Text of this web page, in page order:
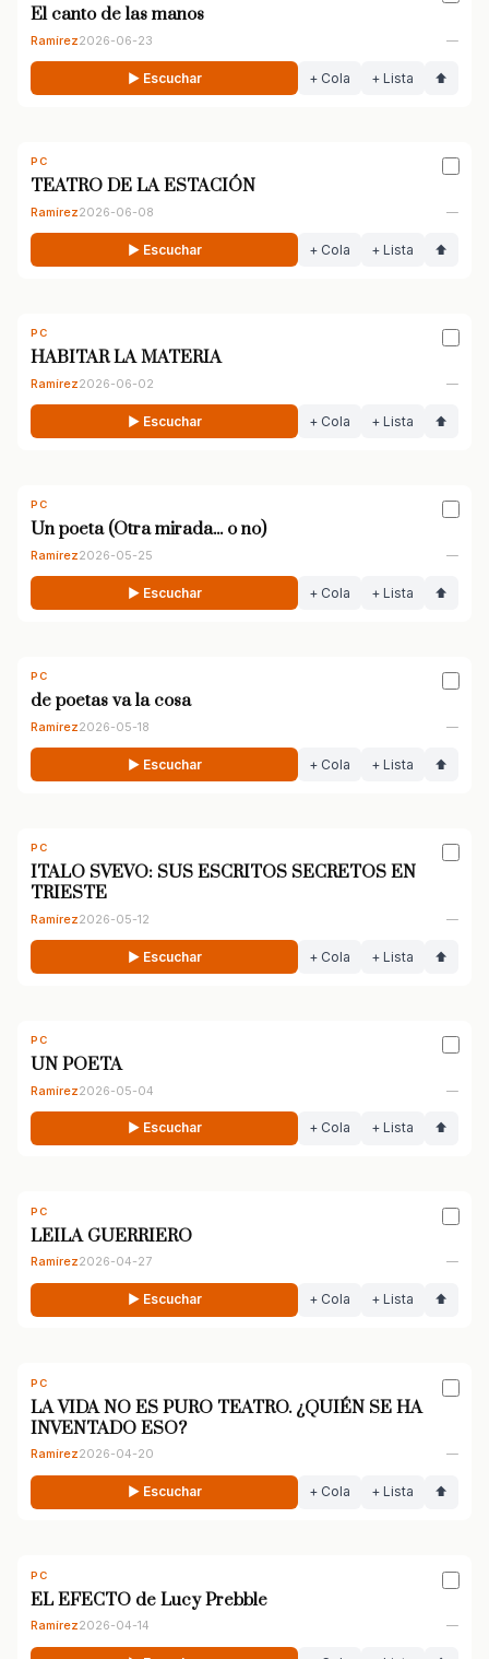
El canto de las manos
Ramírez2026-06-23 —
▶ Escuchar + Cola + Lista ⬆
PC
TEATRO DE LA ESTACIÓN
Ramírez2026-06-08 —
▶ Escuchar + Cola + Lista ⬆
PC
HABITAR LA MATERIA
Ramírez2026-06-02 —
▶ Escuchar + Cola + Lista ⬆
PC
Un poeta (Otra mirada... o no)
Ramírez2026-05-25 —
▶ Escuchar + Cola + Lista ⬆
PC
de poetas va la cosa
Ramírez2026-05-18 —
▶ Escuchar + Cola + Lista ⬆
PC
ITALO SVEVO: SUS ESCRITOS SECRETOS EN
TRIESTE
Ramírez2026-05-12 —
▶ Escuchar + Cola + Lista ⬆
PC
UN POETA
Ramírez2026-05-04 —
▶ Escuchar + Cola + Lista ⬆
PC
LEILA GUERRIERO
Ramírez2026-04-27 —
▶ Escuchar + Cola + Lista ⬆
PC
LA VIDA NO ES PURO TEATRO. ¿QUIÉN SE HA
INVENTADO ESO?
Ramírez2026-04-20 —
▶ Escuchar + Cola + Lista ⬆
PC
EL EFECTO de Lucy Prebble
Ramírez2026-04-14 —